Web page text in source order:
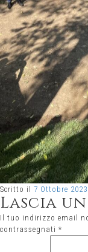
Scritto il 7 Ottobre 2023
Lascia
Il tuo indirizzo email
contrassegnati *